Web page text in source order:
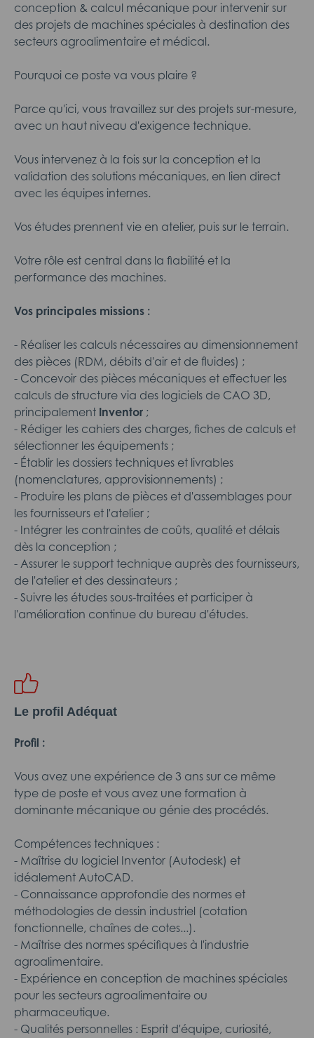
conception & calcul mécanique pour intervenir sur
des projets de machines spéciales à destination des
secteurs agroalimentaire et médical.
Pourquoi ce poste va vous plaire ?
Parce qu'ici, vous travaillez sur des projets sur-mesure,
avec un haut niveau d'exigence technique.
Vous intervenez à la fois sur la conception et la
validation des solutions mécaniques, en lien direct
avec les équipes internes.
Vos études prennent vie en atelier, puis sur le terrain.
Votre rôle est central dans la fiabilité et la
performance des machines.
Vos principales missions :
- Réaliser les calculs nécessaires au dimensionnement
des pièces (RDM, débits d'air et de fluides) ;
- Concevoir des pièces mécaniques et effectuer les
calculs de structure via des logiciels de CAO 3D,
principalement Inventor ;
- Rédiger les cahiers des charges, fiches de calculs et
sélectionner les équipements ;
- Établir les dossiers techniques et livrables
(nomenclatures, approvisionnements) ;
- Produire les plans de pièces et d'assemblages pour
les fournisseurs et l'atelier ;
- Intégrer les contraintes de coûts, qualité et délais
dès la conception ;
- Assurer le support technique auprès des fournisseurs,
de l'atelier et des dessinateurs ;
- Suivre les études sous-traitées et participer à
l'amélioration continue du bureau d'études.
Le profil Adéquat
Profil :
Vous avez une expérience de 3 ans sur ce même
type de poste et vous avez une formation à
dominante mécanique ou génie des procédés.
Compétences techniques :
- Maîtrise du logiciel Inventor (Autodesk) et
idéalement AutoCAD.
- Connaissance approfondie des normes et
méthodologies de dessin industriel (cotation
fonctionnelle, chaînes de cotes...).
- Maîtrise des normes spécifiques à l'industrie
agroalimentaire.
- Expérience en conception de machines spéciales
pour les secteurs agroalimentaire ou
pharmaceutique.
- Qualités personnelles : Esprit d'équipe, curiosité,